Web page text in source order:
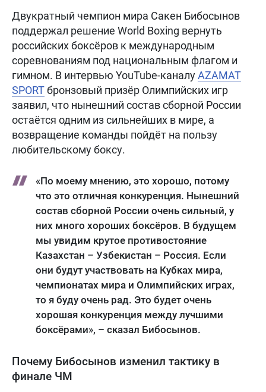
Двукратный чемпион мира Сакен Бибосынов
поддержал решение World Boxing вернуть
российских боксёров к международным
соревнованиям под национальным флагом и
гимном. В интервью YouTube-каналуAZAMAT
SPORTбронзовый призёр Олимпийских игр
заявил, что нынешний состав сборной России
остаётся одним из сильнейших в мире, а
возвращение команды пойдёт на пользу
любительскому боксу.
«По моему мнению, это хорошо, потому
что это отличная конкуренция. Нынешний
состав сборной России очень сильный, у
них много хороших боксёров. В будущем
мы увидим крутое противостояние
Казахстан – Узбекистан – Россия. Если
они будут участвовать на Кубках мира,
чемпионатах мира и Олимпийских играх,
то я буду очень рад. Это будет очень
хорошая конкуренция между лучшими
боксёрами», – сказал Бибосынов.
Почему Бибосынов изменил тактику в
финале ЧМ